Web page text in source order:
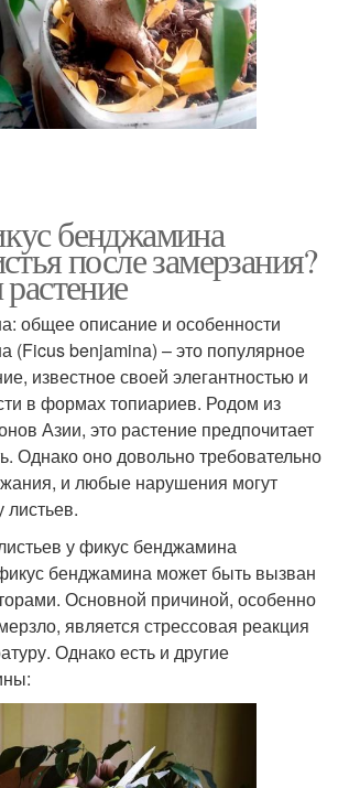
бенджамина
после замерзания?
общее описание и особенности
(Ficus benjamina) – это популярное
известное своей элегантностью и
в формах топиариев. Родом из
Азии, это растение предпочитает
Однако оно довольно требовательно
и любые нарушения могут
листьев.
у фикус бенджамина
бенджамина может быть вызван
Основной причиной, особенно
является стрессовая реакция
Однако есть и другие